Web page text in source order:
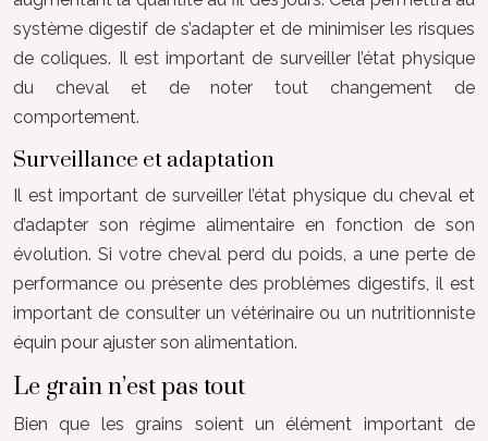
système digestif de s’adapter et de minimiser les risques
de coliques. Il est important de surveiller l’état physique
du cheval et de noter tout changement de
comportement.
Surveillance et adaptation
Il est important de surveiller l’état physique du cheval et
d’adapter son régime alimentaire en fonction de son
évolution. Si votre cheval perd du poids, a une perte de
performance ou présente des problèmes digestifs, il est
important de consulter un vétérinaire ou un nutritionniste
équin pour ajuster son alimentation.
Le grain n’est pas tout
Bien que les grains soient un élément important de